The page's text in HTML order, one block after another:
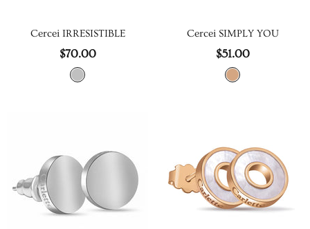
Cercei IRRESISTIBLE
$70.00
Cercei SIMPLY YOU
$51.00